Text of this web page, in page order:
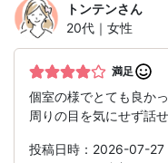
トンテンさん
20代｜女性
満足
個室の様でとても良かっ
周りの目を気にせず話せ
投稿日時：2026-07-27